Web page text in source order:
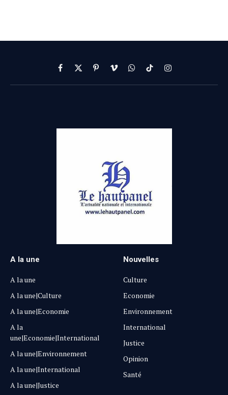
Facebook
X
(Twitter)
PinterestVimeoWhatsApp
TikTokInstagram
A la une
A la une
A la une|Culture
A la une|Economie
A la
une|Economie|International
A la une|Environnement
A la une|International
A la une|Justice
Nouvelles
Culture
Economie
Environnement
International
Justice
Opinion
Santé